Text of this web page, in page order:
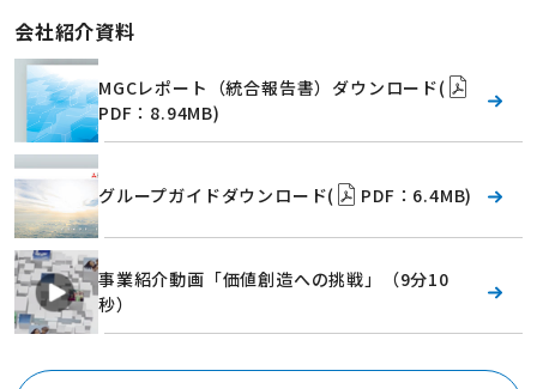
会社紹介資料
MGCレポート（統合報告書）ダウンロード(
PDF：8.94MB)
グループガイドダウンロード( PDF：6.4MB)
事業紹介動画「価値創造への挑戦」（9分10
秒）